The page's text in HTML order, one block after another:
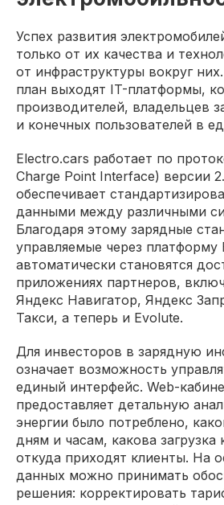
Успех развития
только от их качества и
от инфраструктуры вокруг
план выходят IT-платформы,
производителей, владельцев
и конечных пользователей в
Electro.cars работает по
Charge Point Interface) версии
обеспечивает
данными между различными
Благодаря этому зарядные
управляемые через платформу
автоматически становятся
приложениях партнеров,
Яндекс Навигатор, Яндекс
Такси, а теперь и Evolute.
Для инвесторов в зарядную
означает возможность
единый интерфейс. Web-
предоставляет детальную
энергии было потреблено,
дням и часам, какова
откуда приходят клиенты. На
данных можно принимать
решения: корректировать